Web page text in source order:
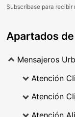
Subscríbase para
Apartados
Mensajeros
Atención
Atención